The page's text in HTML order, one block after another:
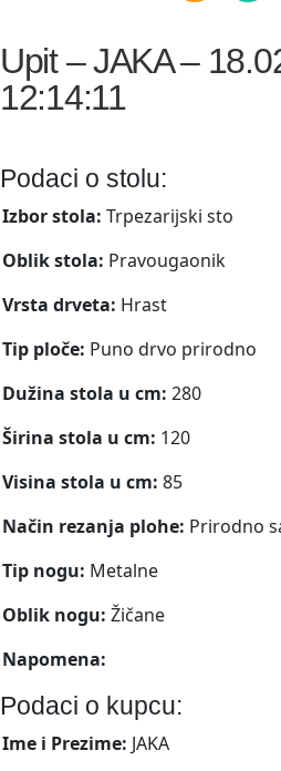
Upit – JAKA –
12:14:11
Podaci o stolu:
Izbor stola: Trpezarijski sto
Oblik stola: Pravougaonik
Vrsta drveta: Hrast
Tip ploče: Puno drvo prirodno
Dužina stola u cm: 280
Širina stola u cm: 120
Visina stola u cm: 85
Način rezanja plohe: Prirodno
Tip nogu: Metalne
Oblik nogu: Žičane
Napomena:
Podaci o kupcu:
Ime i Prezime: JAKA